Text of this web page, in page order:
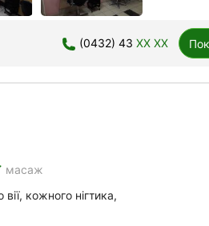
(0432) 43 XX XX
масаж
кожного нігтика,